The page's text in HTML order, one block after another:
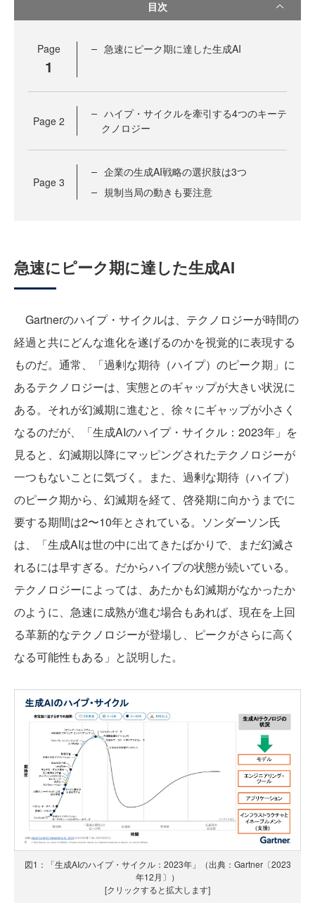
目次
Page
1
急速にピーク期に達した生成AI
Page 2
ハイプ・サイクルを牽引する4つのキーテ
クノロジー
Page 3
企業の生成AI戦略の選択肢は3つ
規制当局の動きも要注意
急速にピーク期に達した生成AI
Gartnerのハイプ・サイクルは、テクノロジーが時間の
経過と共にどんな進化を遂げるのかを視覚的に表現する
ものだ。通常、「過剰な期待（ハイプ）のピーク期」に
あるテクノロジーは、実態とのギャップが大きい状況に
ある。それが幻滅期に進むと、徐々にギャップが小さく
なるのだが、「生成AIのハイプ・サイクル：2023年」を
見ると、幻滅期以降にマッピングされたテクノロジーが
一つもないことに気づく。また、過剰な期待（ハイプ）
のピーク期から、幻滅期を経て、啓発期に向かうまでに
要する期間は2〜10年とされている。ソンダーソン氏
は、「生成AIは世の中に出てきたばかりで、まだ幻滅さ
れるには早すぎる。だからハイプの状態が続いている。
テクノロジーによっては、あたかも幻滅期がなかったか
のように、急速に成熟が進む場合もあれば、現在を上回
る革新的なテクノロジーが登場し、ピークがさらに高く
なる可能性もある」と説明した。
図1：「生成AIのハイプ・サイクル：2023年」（出典：Gartner〔2023
年12月〕）
[クリックすると拡大します]